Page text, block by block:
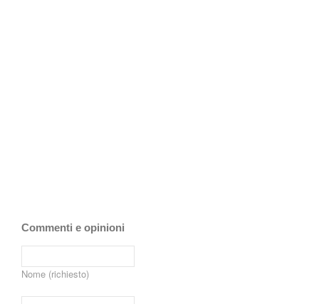
Commenti e opinioni
Nome (richiesto)